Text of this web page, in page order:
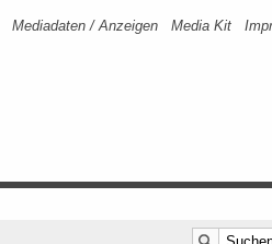
Mediadaten / Anzeigen Media Kit